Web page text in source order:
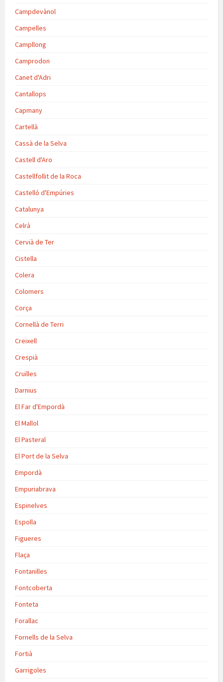
Campdevànol
Campelles
Campllong
Camprodon
Canet d'Adri
Cantallops
Capmany
Cartellà
Cassà de la Selva
Castell d'Aro
Castellfollit de la Roca
Castelló d'Empúries
Catalunya
Celrà
Cervià de Ter
Cistella
Colera
Colomers
Corça
Cornellà de Terri
Creixell
Crespià
Cruïlles
Darnius
El Far d'Empordà
El Mallol
El Pasteral
El Port de la Selva
Empordà
Empuriabrava
Espinelves
Espolla
Figueres
Flaça
Fontanilles
Fontcoberta
Fonteta
Forallac
Fornells de la Selva
Fortià
Garrigoles